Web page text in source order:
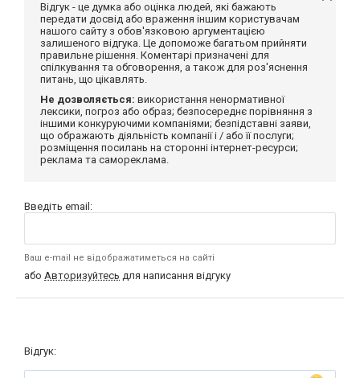
Відгук - це думка або оцінка людей, які бажають
передати досвід або враження іншим користувачам
нашого сайту з обов'язковою аргументацією
залишеного відгука. Це допоможе багатьом прийняти
правильне рішення. Коментарі призначені для
спілкування та обговорення, а також для роз'яснення
питань, що цікавлять.
Не дозволяється: використання ненормативної
лексики, погроз або образ; безпосереднє порівняння з
іншими конкуруючими компаніями; безпідставні заяви,
що ображають діяльність компанії і / або її послуги;
розміщення посилань на сторонні інтернет-ресурси;
реклама та самореклама.
Введіть email:
Ваш e-mail не відображатиметься на сайті
або Авторизуйтесь для написання відгуку
Відгук: